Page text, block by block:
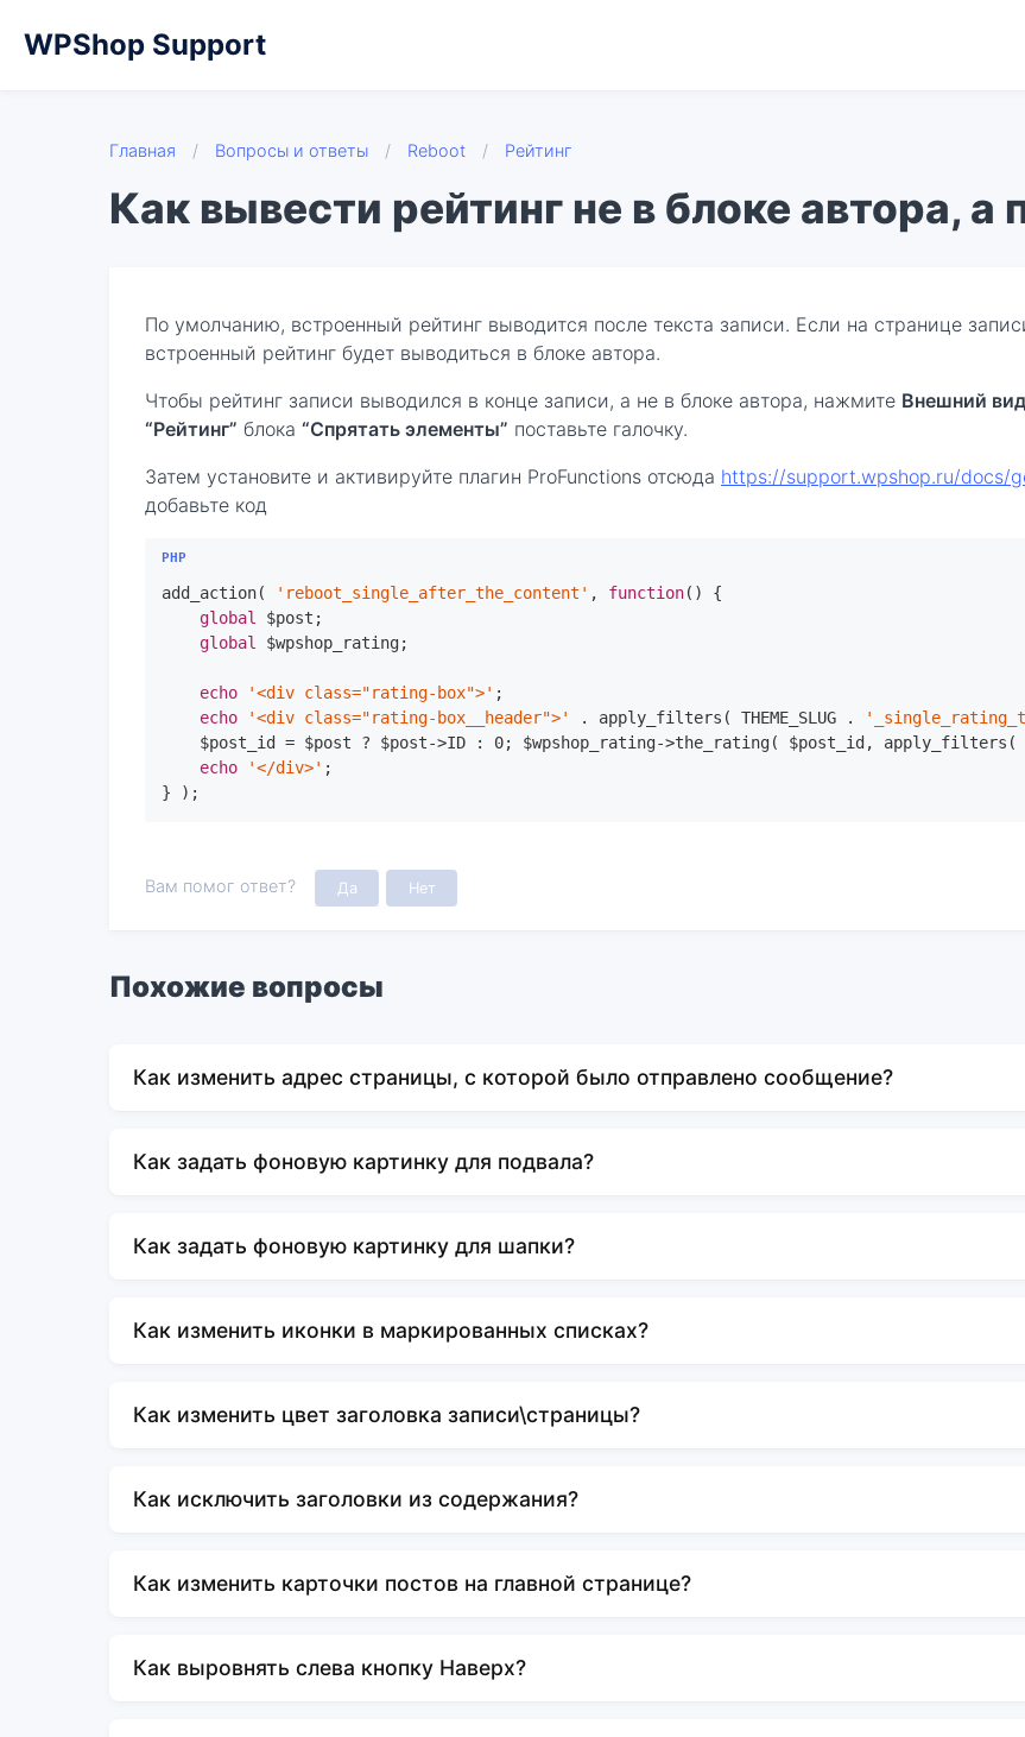
WPShop Support
Главная / Вопросы и ответы / Reboot / Рейтинг
Как вывести рейтинг не в блоке автора, а
По умолчанию, встроенный рейтинг выводится после текста записи. Если на странице
встроенный рейтинг будет выводиться в блоке автора.
Чтобы рейтинг записи выводился в конце записи, а не в блоке автора, нажмите Внешний
“Рейтинг” блока “Спрятать элементы” поставьте галочку.
Затем установите и активируйте плагин ProFunctions отсюда https://support.wpshop.ru/docs/
добавьте код
add_action( 'reboot_single_after_the_content' , function()
{
global
$post;
global
$wpshop_rating;
echo '<div class="rating-box">' ;
echo
'<div class="rating-box__header">' . apply_filters( THEME_SLUG .
    $post_id = $post ? $post->ID :
0; $wpshop_rating->the_rating( $post_id, apply_filters(
echo
'</div>' ;
} );
Вам помог ответ? Да Нет
Похожие вопросы
Как изменить адрес страницы, с которой было отправлено сообщение?
Как задать фоновую картинку для подвала?
Как задать фоновую картинку для шапки?
Как изменить иконки в маркированных списках?
Как изменить цвет заголовка записи\страницы?
Как исключить заголовки из содержания?
Как изменить карточки постов на главной странице?
Как выровнять слева кнопку Наверх?